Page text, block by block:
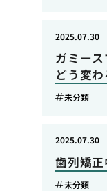
ガミー
どう変わ
2025.07.30
未分類
歯列矯
2025.07.30
未分類